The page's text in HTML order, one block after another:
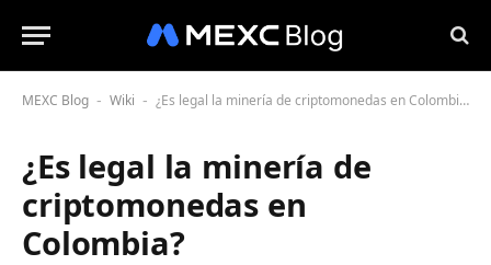
MEXC Blog - Wiki - ¿Es legal la minería de criptomonedas en Colombia?
¿Es legal la minería de
criptomonedas en
Colombia?